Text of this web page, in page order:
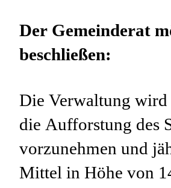
Der Gemeinderat
beschließen:
Die Verwaltung wird
die Aufforstung des
vorzunehmen und
Mittel in Höhe von